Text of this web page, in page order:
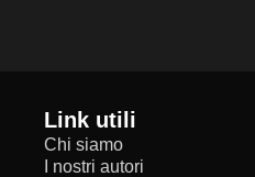
Link utili
Chi siamo
I nostri autori